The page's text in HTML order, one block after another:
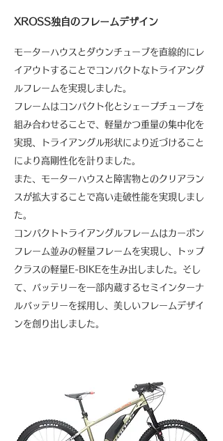
XROSS独自のフレームデザイン
モーターハウスとダウンチューブを直線的にレ
イアウトすることでコンパクトなトライアング
ルフレームを実現しました。
フレームはコンパクト化とシェープチューブを
組み合わせることで、軽量かつ重量の集中化を
実現、トライアングル形状により近づけること
により 高剛性化を計りました。
また、モーターハウスと障害物とのクリアラン
スが拡大することで高い走破性能を実現しまし
た。
コンパクトトライアングルフレームはカーボン
フレーム並みの軽量フレームを実現し、トップ
クラスの軽量E-BIKEを生み出しました。そし
て、バッテリーを一部内蔵するセミインターナ
ルバッテリーを採用し、美しいフレームデザイ
ンを創り出しました。